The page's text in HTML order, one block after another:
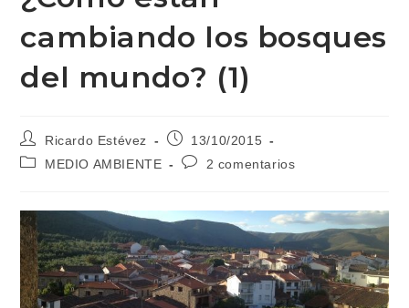
cambiando los bosques
del mundo? (1)
Autor
de
la
Ricardo Estévez
Publicación
13/10/2015
Categoría
entrada:
MEDIO AMBIENTE
Comentarios
entrada:
2 comentarios